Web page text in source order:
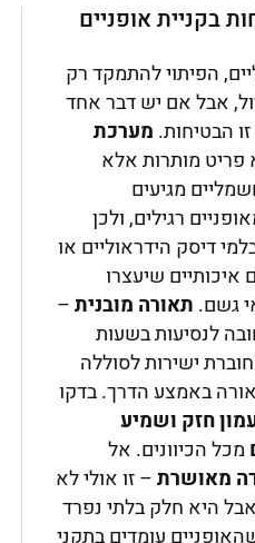
בקניית אופניים
הפיתוי להתמקד רק
אבל אם יש דבר אחד
הבטיחות. מערכת
פריט מותרות אלא
מגיעים
רגילים, ולכן
דיסק הידראוליים או
איכותיים שיעצרו
גשם. תאורה מובנית–
לנסיעות בשעות
ישירות לסוללה
באמצע הדרך. בדקו
חזק ושמיע
מכל הכיוונים. אל
מאושרת– זו אולי לא
היא חלק בלתי נפרד